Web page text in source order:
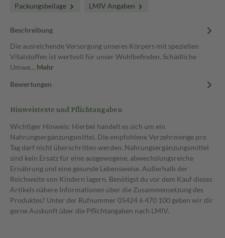
Packungsbeilage LMIV Angaben
Beschreibung
Die ausreichende Versorgung unseres Körpers mit speziellen
Vitalstoffen ist wertvoll für unser Wohlbefinden. Schädliche
Umwe… Mehr
Bewertungen
Hinweistexte und Pflichtangaben
Wichtiger Hinweis: Hierbei handelt es sich um ein
Nahrungsergänzungsmittel. Die empfohlene Verzehrmenge pro
Tag darf nicht überschritten werden. Nahrungsergänzungsmittel
sind kein Ersatz für eine ausgewogene, abwechslungsreiche
Ernährung und eine gesunde Lebensweise. Außerhalb der
Reichweite von Kindern lagern. Benötigst du vor dem Kauf dieses
Artikels nähere Informationen über die Zusammensetzung des
Produktes? Unter der Rufnummer 05424 6 470 100 geben wir dir
gerne Auskunft über die Pflichtangaben nach LMIV.